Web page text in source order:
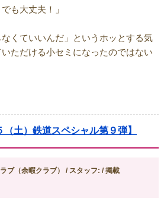
も大丈夫！」
くていいんだ」というホッとする気
ただける小セミになったのではない
土）鉄道スペシャル第９弾】
ブ（余暇クラブ） / スタッフ: / 掲載